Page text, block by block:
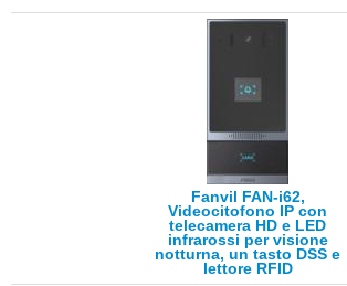
Fanvil FAN-i62,
Videocitofono IP con
telecamera HD e LED
infrarossi per visione
notturna, un tasto DSS e
lettore RFID